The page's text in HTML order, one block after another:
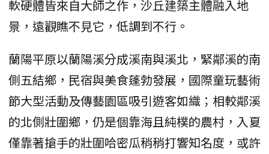
軟硬體皆來自大師之作，沙丘建築主體融入地
景，遠觀瞧不見它，低調到不行。
蘭陽平原以蘭陽溪分成溪南與溪北，緊鄰溪的南
側五結鄉，民宿與美食蓬勃發展，國際童玩藝術
節大型活動及傳藝園區吸引遊客如織；相較鄰溪
的北側壯圍鄉，仍是個靠海且純樸的農村，入夏
僅靠著搶手的壯圍哈密瓜稍稍打響知名度，或許